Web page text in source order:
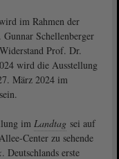
im Rahmen der
Schellenberger
Prof. Dr.
wird die Ausstellung
März 2024 im
im Landtag sei auf
Center zu sehende
. Deutschlands erste